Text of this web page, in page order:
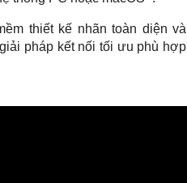
thiết kế nhãn toàn diện và
pháp kết nối tối ưu phù hợp